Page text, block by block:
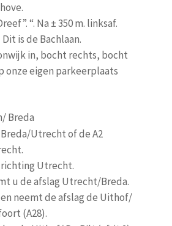
“. Na ± 350 m. linksaf.
is de Bachlaan.
in, bocht rechts, bocht
onze eigen parkeerplaats
Breda
Utrecht of de A2
richting Utrecht.
u de afslag Utrecht/Breda.
neemt de afslag de Uithof/
(A28).